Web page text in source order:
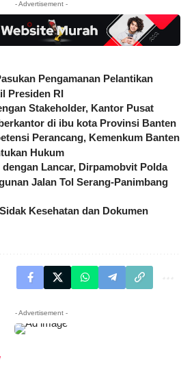
- Advertisement -
Pengamanan Pelantikan
Presiden RI
Stakeholder, Kantor Pusat
di ibu kota Provinsi Banten
Perancang, Kemenkum Banten
Hukum
Lancar, Dirpamobvit Polda
Jalan Tol Serang-Panimbang
Kesehatan dan Dokumen
- Advertisement -